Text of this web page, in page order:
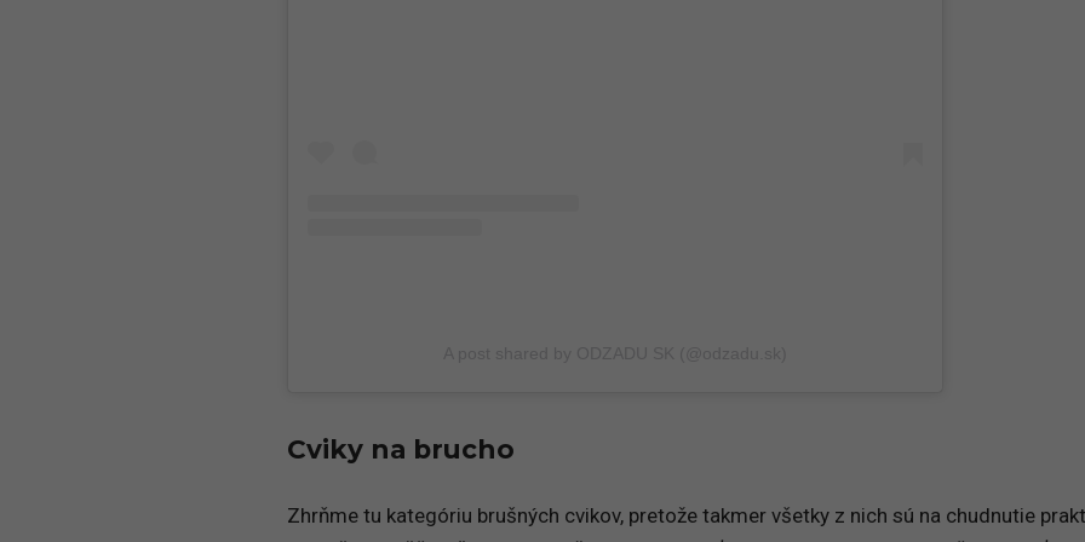
Cviky na brucho
Zhrňme tu kategóriu brušných cvikov, pretože takmer všetky z nich sú na chudnutie